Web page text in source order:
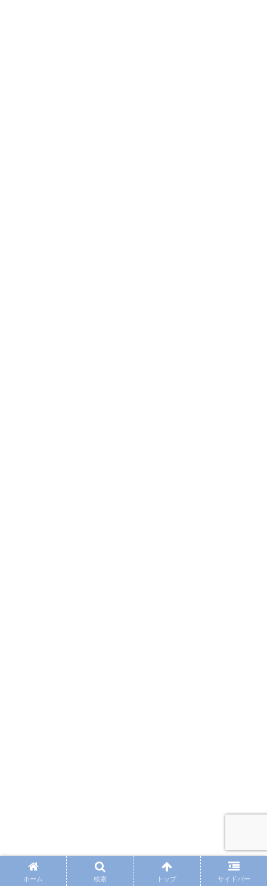
ホーム 検索 トップ サイドバー